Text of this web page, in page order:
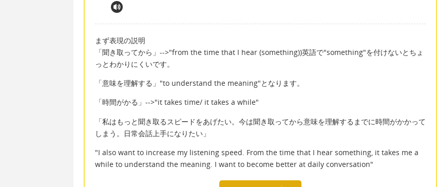
まず表現の説明
「聞き取ってから」-->"from the time that I hear (something))英語で"something"を付けないとちょ
っとわかりにくいです。
「意味を理解する」"to understand the meaning"となります。
「時間がかる」-->"it takes time/ it takes a while"
「私はもっと聞き取るスピードをあげたい。今は聞き取ってから意味を理解するまでに時間がかかって
しまう。日常会話上手になりたい」
"I also want to increase my listening speed. From the time that I hear something, it takes me a
while to understand the meaning. I want to become better at daily conversation"